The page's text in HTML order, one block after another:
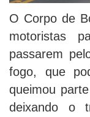
O Corpo de
motoristas
passarem
fogo, que
queimou
deixando o